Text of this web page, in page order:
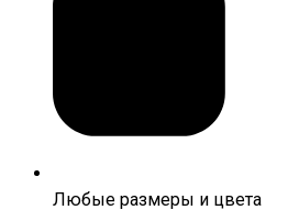
Любые размеры и цвета